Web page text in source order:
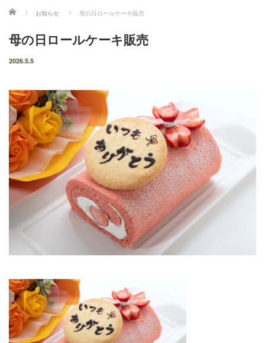
ホーム お知らせ 母の日ロールケーキ販売
母の日ロールケーキ販売
2026.5.5